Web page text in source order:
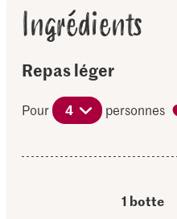
Ingrédients
Repas léger
Pour 4 personnes
1 botte